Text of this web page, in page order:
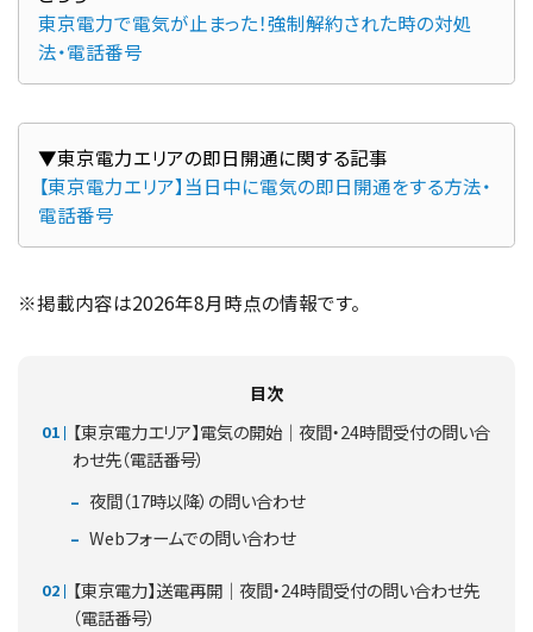
東京電力で電気が止まった！強制解約された時の対処
法・電話番号
【東京電力エリア】当日中に電気の即日開通をする方法・
電話番号
※掲載内容は2026年8月時点の情報です。
目次
【東京電力エリア】電気の開始｜夜間・24時間受付の問い合
わせ先（電話番号）
夜間（17時以降）の問い合わせ
Webフォームでの問い合わせ
【東京電力】送電再開｜夜間・24時間受付の問い合わせ先
（電話番号）